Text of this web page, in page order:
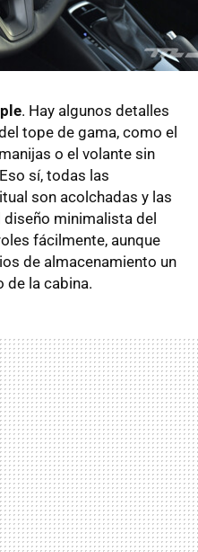
. Hay algunos detalles
tope de gama, como el
o el volante sin
sí, todas las
son acolchadas y las
diseño minimalista del
fácilmente, aunque
de almacenamiento un
de la cabina.